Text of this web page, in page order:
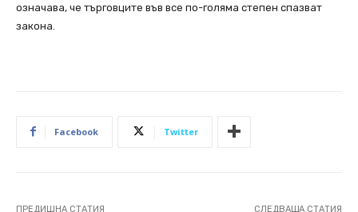
означава, че търговците във все по-голяма степен спазват
закона.
Facebook Twitter
ПРЕДИШНА СТАТИЯ СЛЕДВАЩА СТАТИЯ